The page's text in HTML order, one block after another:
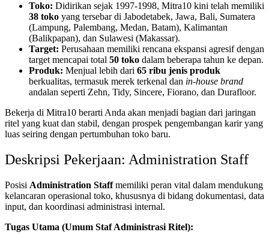
Toko: Didirikan sejak 1997-1998, Mitra10 kini telah memiliki
38 toko yang tersebar di Jabodetabek, Jawa, Bali, Sumatera
(Lampung, Palembang, Medan, Batam), Kalimantan
(Balikpapan), dan Sulawesi (Makassar).
Target: Perusahaan memiliki rencana ekspansi agresif dengan
target mencapai total 50 toko dalam beberapa tahun ke depan.
Produk: Menjual lebih dari 65 ribu jenis produk
berkualitas, termasuk merek terkenal dan in-house brand
andalan seperti Zehn, Tidy, Sincere, Fiorano, dan Durafloor.
Bekerja di Mitra10 berarti Anda akan menjadi bagian dari jaringan
ritel yang kuat dan stabil, dengan prospek pengembangan karir yang
luas seiring dengan pertumbuhan toko baru.
Deskripsi Pekerjaan: Administration Staff
Posisi Administration Staffmemiliki peran vital dalam mendukung
kelancaran operasional toko, khususnya di bidang dokumentasi, data
input, dan koordinasi administrasi internal.
Tugas Utama (Umum Staf Administrasi Ritel):